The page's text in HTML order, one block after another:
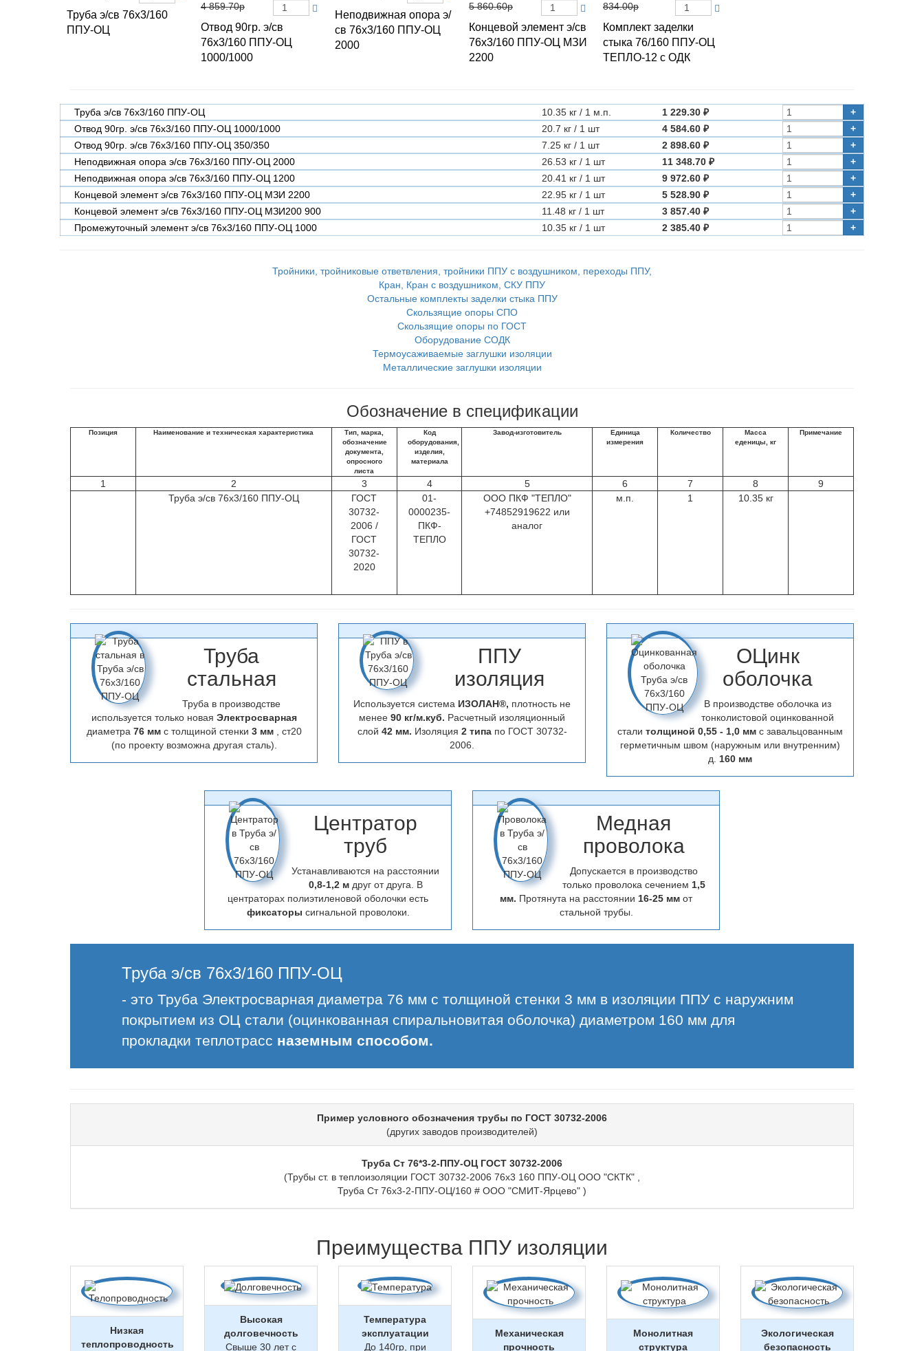
Труба э/св 76х3/160
ППУ-ОЦ
4 859.70р
Отвод 90гр. э/св
76х3/160 ППУ-ОЦ
1000/1000
Неподвижная опора э/
св 76х3/160 ППУ-ОЦ
2000
5 860.60р
Концевой элемент э/св
76х3/160 ППУ-ОЦ МЗИ
2200
834.00р
Комплект заделки
стыка 76/160 ППУ-ОЦ
ТЕПЛО-12 с ОДК
Труба э/св 76х3/160 ППУ-ОЦ 10.35 кг / 1 м.п. 1 229.30 ₽
+
Отвод 90гр. э/св 76х3/160 ППУ-ОЦ 1000/1000
20.7 кг / 1 шт 4 584.60 ₽
+
Отвод 90гр. э/св 76х3/160 ППУ-ОЦ 350/350
7.25 кг / 1 шт 2 898.60 ₽
+
Неподвижная опора э/св 76х3/160 ППУ-ОЦ 2000
26.53 кг / 1 шт 11 348.70 ₽
+
Неподвижная опора э/св 76х3/160 ППУ-ОЦ 1200
20.41 кг / 1 шт 9 972.60 ₽
+
Концевой элемент э/св 76х3/160 ППУ-ОЦ МЗИ 2200
22.95 кг / 1 шт 5 528.90 ₽
+
Концевой элемент э/св 76х3/160 ППУ-ОЦ МЗИ200 900
11.48 кг / 1 шт 3 857.40 ₽
+
Промежуточный элемент э/св 76х3/160 ППУ-ОЦ 1000
10.35 кг / 1 шт 2 385.40 ₽ +
Тройники, тройниковые ответвления, тройники ППУ с воздушником, переходы ППУ,
Кран, Кран с воздушником, СКУ ППУ
Остальные комплекты заделки стыка ППУ
Скользящие опоры СПО
Скользящие опоры по ГОСТ
Оборудование СОДК
Термоусаживаемые заглушки изоляции
Металлические заглушки изоляции
Обозначение в спецификации
Позиция Наименование и техническая характеристика
Тип, марка,
обозначение
документа,
опросного
листа
Код
оборудования,
изделия,
материала
Завод-изготовитель
Единица
измерения
Количество
Масса
еденицы, кг
Примечание
1 2 3 4 5 6 7 8
9
Труба э/св 76х3/160 ППУ-ОЦ
ГОСТ
30732-
2006 /
ГОСТ
30732-
2020
01-
0000235-
ПКФ-
ТЕПЛО
ООО ПКФ "ТЕПЛО"
+74852919622 или
аналог
м.п. 1 10.35 кг
Труба
стальная
Труба в производстве
используется только новая Электросварная
диаметра 76 ммс толщиной стенки 3 мм, ст20
(по проекту возможна другая сталь).
ППУ
изоляция
Используется система ИЗОЛАН®, плотность не
менее 90 кг/м.куб. Расчетный изоляционный
слой 42 мм. Изоляция 2 типа по ГОСТ 30732-
2006.
ОЦинк
оболочка
В производстве оболочка из
тонколистовой оцинкованной
стали толщиной 0,55 - 1,0 мм с завальцованным
герметичным швом (наружным или внутренним)
д. 160 мм
Центратор
труб
Устанавливаются на расстоянии
0,8-1,2 м друг от друга. В
центраторах полиэтиленовой оболочки есть
фиксаторы сигнальной проволоки.
Медная
проволока
Допускается в производство
только проволока сечением 1,5
мм. Протянута на расстоянии 16-25 мм от
стальной трубы.
Труба э/св 76х3/160 ППУ-ОЦ
- это Труба Электросварная диаметра 76 мм с толщиной стенки 3 мм в изоляции ППУ с наружним
покрытием из ОЦ стали (оцинкованная спиральновитая оболочка) диаметром 160 мм для
прокладки теплотрасс наземным способом.
Пример условного обозначения трубы по ГОСТ 30732-2006
(других заводов производителей)
Труба Ст 76*3-2-ППУ-ОЦ ГОСТ 30732-2006
(Трубы ст. в теплоизоляции ГОСТ 30732-2006 76х3 160 ППУ-ОЦ ООО "СКТК" ,
Труба Ст 76х3-2-ППУ-ОЦ/160 # ООО "СМИТ-Ярцево" )
Преимущества ППУ изоляции
Низкая
теплопроводность
Высокая
долговечность
Свыше 30 лет с
Температура
эксплуатации
До 140гр, при
Механическая
прочность
Монолитная
структура
Экологическая
безопасность